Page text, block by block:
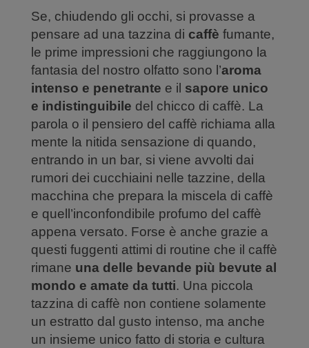
Se, chiudendo gli occhi, si provasse a
pensare ad una tazzina di caffè fumante,
le prime impressioni che raggiungono la
fantasia del nostro olfatto sono l’aroma
intenso e penetrante e il sapore unico
e indistinguibile del chicco di caffè. La
parola o il pensiero del caffè richiama alla
mente la nitida sensazione di quando,
entrando in un bar, si viene avvolti dai
rumori dei cucchiaini nelle tazzine, della
macchina che prepara la miscela di caffè
e quell’inconfondibile profumo del caffè
appena versato. Forse è anche grazie a
questi fuggenti attimi di routine che il caffè
rimane una delle bevande più bevute al
mondo e amate da tutti. Una piccola
tazzina di caffè non contiene solamente
un estratto dal gusto intenso, ma anche
un insieme unico fatto di storia e cultura